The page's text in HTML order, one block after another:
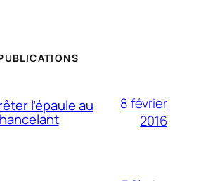
l’épaule au
8 février
2016